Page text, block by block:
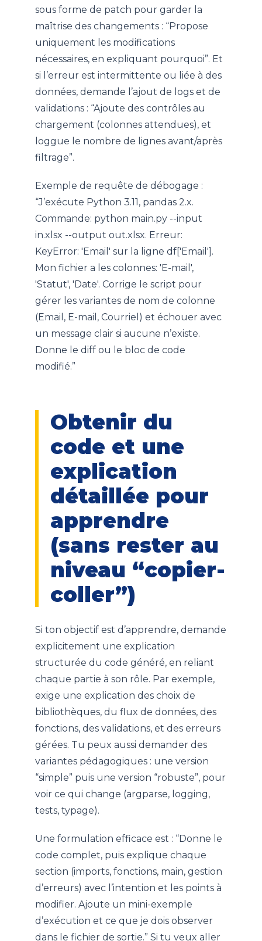
sous forme de patch pour garder la
maîtrise des changements : “Propose
uniquement les modifications
nécessaires, en expliquant pourquoi”. Et
si l’erreur est intermittente ou liée à des
données, demande l’ajout de logs et de
validations : “Ajoute des contrôles au
chargement (colonnes attendues), et
loggue le nombre de lignes avant/après
filtrage”.
Exemple de requête de débogage :
“J’exécute Python 3.11, pandas 2.x.
Commande: python main.py --input
in.xlsx --output out.xlsx. Erreur:
KeyError: 'Email' sur la ligne df['Email'].
Mon fichier a les colonnes: 'E-mail',
'Statut', 'Date'. Corrige le script pour
gérer les variantes de nom de colonne
(Email, E-mail, Courriel) et échouer avec
un message clair si aucune n’existe.
Donne le diff ou le bloc de code
modifié.”
Obtenir du
code et une
explication
détaillée pour
apprendre
(sans rester au
niveau “copier-
coller”)
Si ton objectif est d’apprendre, demande
explicitement une explication
structurée du code généré, en reliant
chaque partie à son rôle. Par exemple,
exige une explication des choix de
bibliothèques, du flux de données, des
fonctions, des validations, et des erreurs
gérées. Tu peux aussi demander des
variantes pédagogiques : une version
“simple” puis une version “robuste”, pour
voir ce qui change (argparse, logging,
tests, typage).
Une formulation efficace est : “Donne le
code complet, puis explique chaque
section (imports, fonctions, main, gestion
d’erreurs) avec l’intention et les points à
modifier. Ajoute un mini-exemple
d’exécution et ce que je dois observer
dans le fichier de sortie.” Si tu veux aller